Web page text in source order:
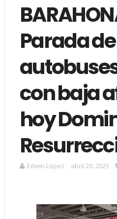
Parada de
con baja
hoy
Edwin López abril 20, 2025